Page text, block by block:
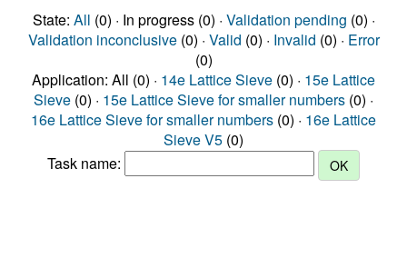
State: All (0) · In progress (0) · Validation pending (0) ·
Validation inconclusive(0) · Valid (0) · Invalid (0) · Error
(0)
Application: All (0) · 14e Lattice Sieve (0) · 15e Lattice
Sieve (0) · 15e Lattice Sieve for smaller numbers (0) ·
16e Lattice Sieve for smaller numbers (0) · 16e Lattice
Sieve V5 (0)
Task name: